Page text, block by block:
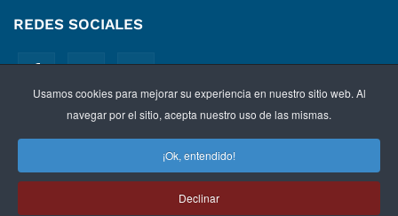
Usamos cookies para mejorar su experiencia en nuestro sitio web. Al
navegar por el sitio, acepta nuestro uso de las mismas.
¡Ok, entendido!
Declinar
REDES SOCIALES
©2026 EXECUTIVE EXCELLENCE.Managementpara